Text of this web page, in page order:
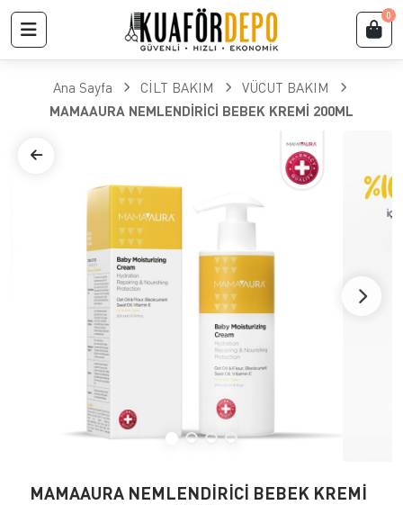
0
Ana Sayfa CİLT BAKIM
VÜCUT BAKIM
MAMAAURA NEMLENDİRİCİ BEBEK KREMİ 200ML
MAMAAURA NEMLENDİRİCİ BEBEK KREMİ